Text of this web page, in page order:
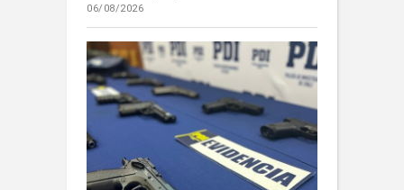
06/08/2026